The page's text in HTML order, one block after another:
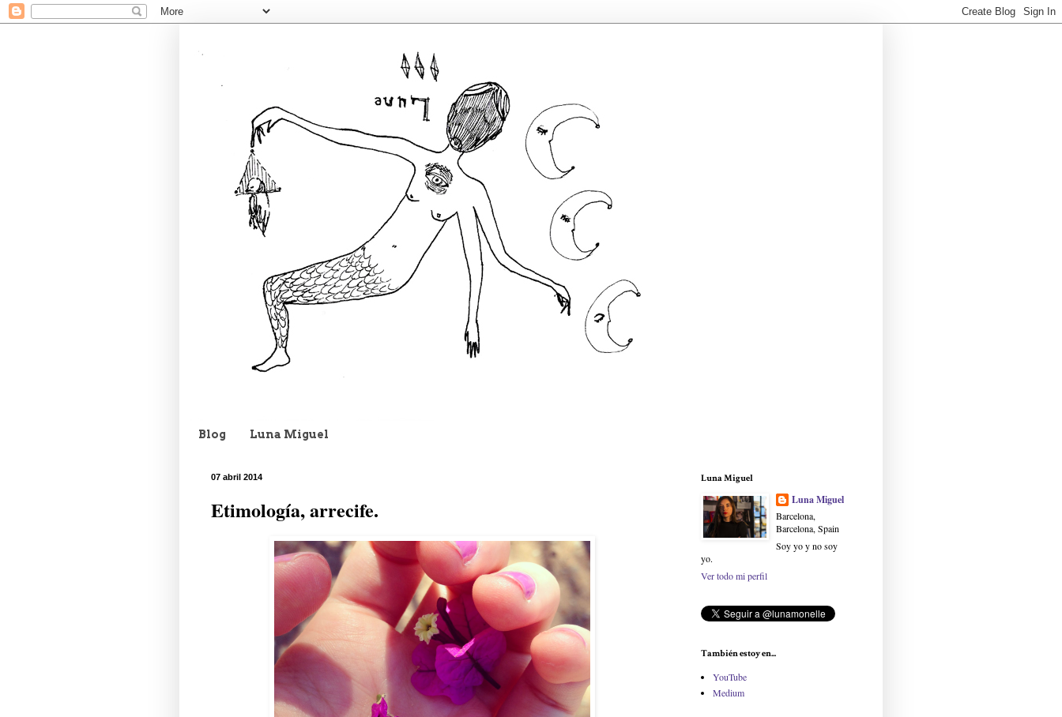
Blog Luna Miguel
07 abril 2014
Etimología, arrecife.
Luna Miguel
Luna Miguel
Barcelona,
Barcelona, Spain
Soy yo y no soy
yo.
Ver todo mi perfil
También estoy en...
YouTube
Medium